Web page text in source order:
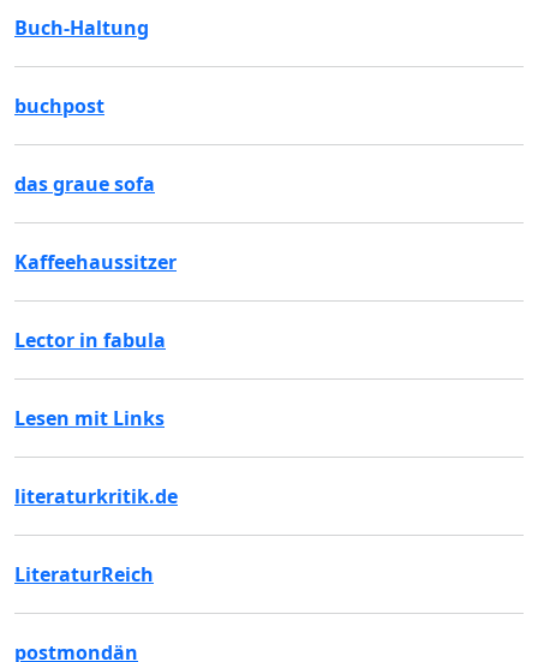
Buch-Haltung
buchpost
das graue sofa
Kaffeehaussitzer
Lector in fabula
Lesen mit Links
literaturkritik.de
LiteraturReich
postmondän